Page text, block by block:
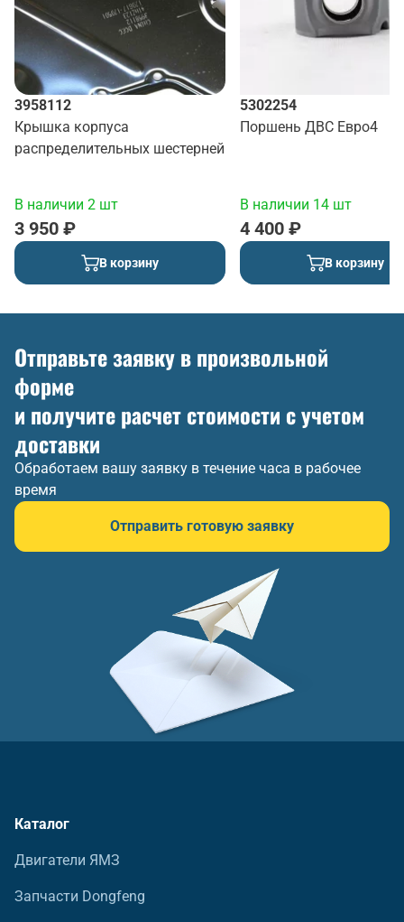
3958112
Крышка корпуса
распределительных шестерней
В наличии 2 шт
3 950 ₽
В корзину
5302254
Поршень ДВС Евро4
В наличии 14 шт
4 400 ₽
В корзину
Отправьте заявку в произвольной
форме
и получите расчет стоимости с учетом
доставки
Обработаем вашу заявку в течение часа в рабочее
время
Отправить готовую заявку
Каталог
Двигатели ЯМЗ
Запчасти Dongfeng